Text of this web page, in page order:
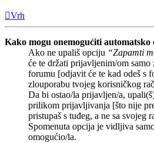
Vrh
Kako mogu onemogućiti
Ako ne upališ opciju “Zapamti
će te držati prijavljenim/om samo
forumu [odjavit će te kad odeš s
zlouporabu tvojeg korisničkog
Da bi ostao/la prijavljen/a,
prilikom prijavljivanja [što nije
pristupaš s tuđeg, a ne sa svojeg
Spomenuta opcija je vidljiva
omogućio/la.